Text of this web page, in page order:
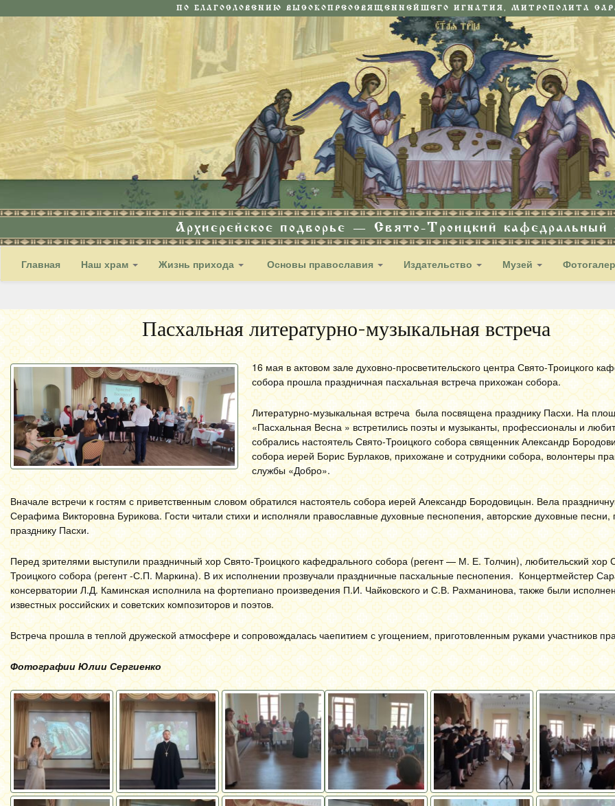
ПО БЛАГОСЛОВЕНИЮ ВЫСОКОПРЕОСВЯЩЕННЕЙШЕГО ИГНАТИЯ, МИТРОПОЛИТА
Архиерейское подворье — Свято-Троицкий кафедральный
Главная Наш храм Жизнь прихода Основы православия Издательство Музей
Пасхальная литературно-музыкальная встреча
16 мая в актовом зале духовно-просветительского центра Свято-Троицкого
собора прошла праздничная пасхальная встреча прихожан собора.
Литературно-музыкальная встреча была посвящена празднику Пасхи. На
«Пасхальная Весна » встретились поэты и музыканты, профессионалы и
собрались настоятель Свято-Троицкого собора священник Александр
собора иерей Борис Бурлаков, прихожане и сотрудники собора, волонтеры
службы «Добро».
Вначале встречи к гостям с приветственным словом обратился настоятель собора иерей Александр Бородовицын. Вела
Серафима Викторовна Бурикова. Гости читали стихи и исполняли православные духовные песнопения, авторские духовные
празднику Пасхи.
Перед зрителями выступили праздничный хор Свято-Троицкого кафедрального собора (регент — М. Е. Толчин), любительский хор
Троицкого собора (регент -С.П. Маркина). В их исполнении прозвучали праздничные пасхальные песнопения. Концертмейстер
консерватории Л.Д. Каминская исполнила на фортепиано произведения П.И. Чайковского и С.В. Рахманинова, также были
известных российских и советских композиторов и поэтов.
Встреча прошлав теплой дружеской атмосфере и сопровождалась чаепитием с угощением, приготовленным руками участников
Фотографии Юлии Сергиенко